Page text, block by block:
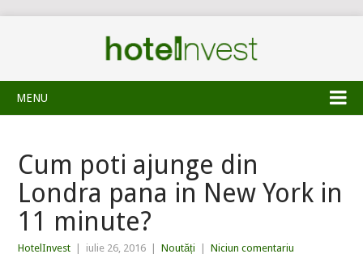
MENU
Cum poti ajunge din
Londra pana in New York in
11 minute?
HotelInvest iulie 26, 2016 Noutăți Niciun comentariu